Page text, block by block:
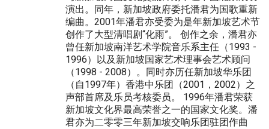
演出。同年，新加坡政府委托潘君为国歌重新
编曲。2001年潘君亦受委为是年新加坡艺术节
创作了大型清唱剧“化雨”。 创作之余，潘君亦
曾任新加坡南洋艺术学院音乐系主任（1993 -
1996）以及新加坡国家艺术理事会艺术顾问
（1998 - 2008）。同时亦历任新加坡华乐团
（自1997年）香港中乐团（2001，2002）之
声部首席及乐员考核委员。 1996年潘君荣获
新加坡文化界最高荣誉之一的国家文化奖。潘
君亦为二零零三年新加坡交响乐团驻团作曲